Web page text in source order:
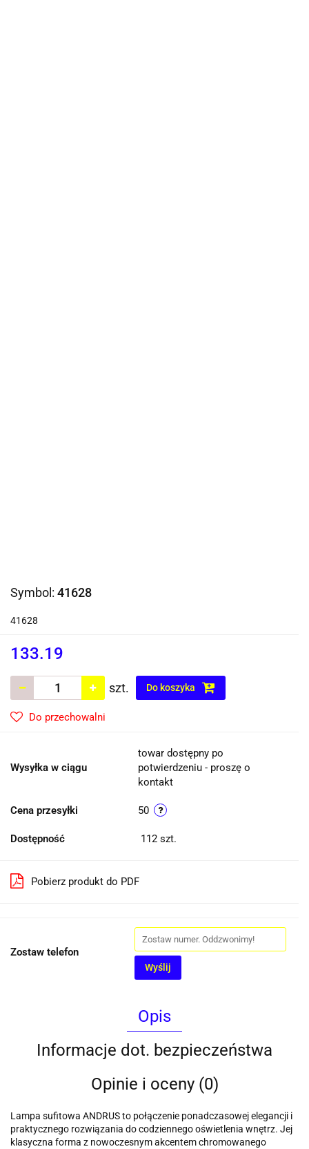
Symbol: 41628
41628
133.19
szt. Do koszyka
Do przechowalni
Wysyłka w ciągu
towar dostępny po
potwierdzeniu - proszę o
kontakt
Cena przesyłki 50
Dostępność 112 szt.
Pobierz produkt do PDF
Zostaw telefon
Wyślij
Opis
Informacje dot. bezpieczeństwa
Opinie i oceny (0)
Lampa sufitowa ANDRUS to połączenie ponadczasowej elegancji i
praktycznego rozwiązania do codziennego oświetlenia wnętrz. Jej
klasyczna forma z nowoczesnym akcentem chromowanego